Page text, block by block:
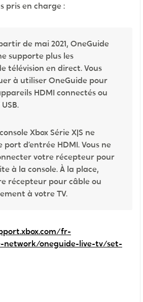
pris en charge :
de mai 2021, OneGuide
supporte plus les
télévision en direct. Vous
à utiliser OneGuide pour
HDMI connectés ou
Xbox Série X|S ne
port d’entrée HDMI. Vous ne
votre récepteur pour
à la console. À la place,
récepteur pour câble ou
à votre TV.
fr-
oneguide-live-tv/set-